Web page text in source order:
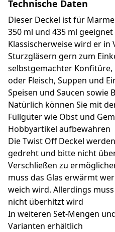
Technische Daten
Dieser Deckel ist für
350 ml und 435 ml geeignet
Klassischerweise wird er
Sturzgläsern gern zum
selbstgemachter Konfitüre,
oder Fleisch, Suppen und
Speisen und Saucen sowie
Natürlich können Sie mit
Füllgüter wie Obst und
Hobbyartikel aufbewahren
Die Twist Off Deckel
gedreht und bitte nicht
Verschließen zu
muss das Glas erwärmt
weich wird. Allerdings
nicht überhitzt wird
In weiteren Set-Mengen
Varianten erhältlich